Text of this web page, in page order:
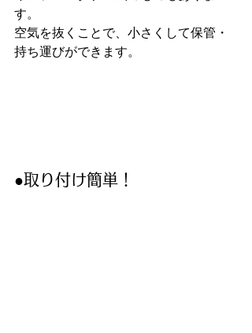
す。
空気を抜くことで、小さくして保管・
持ち運びができます。
●取り付け簡単！